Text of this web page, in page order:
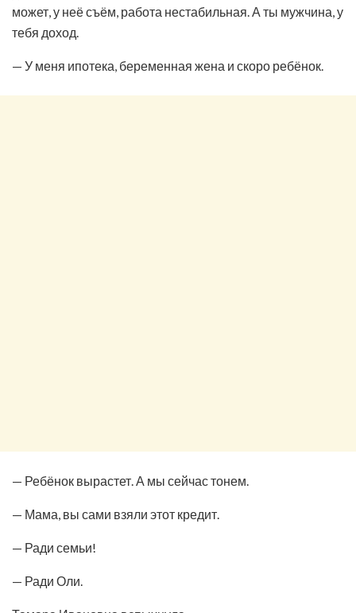
может, у неё съём, работа нестабильная. А ты мужчина, у
тебя доход.
— У меня ипотека, беременная жена и скоро ребёнок.
— Ребёнок вырастет. А мы сейчас тонем.
— Мама, вы сами взяли этот кредит.
— Ради семьи!
— Ради Оли.